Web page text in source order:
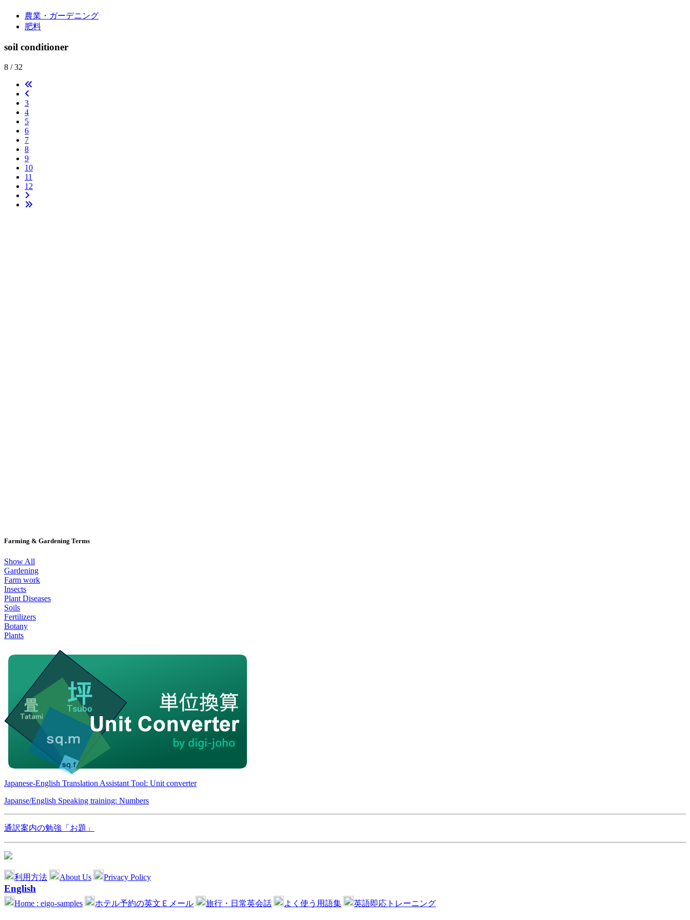
農業・ガーデニング
肥料
soil conditioner
8 / 32
3
4
5
6
7
8
9
10
11
12
Farming & Gardening Terms
Show All
Gardening
Farm work
Insects
Plant Diseases
Soils
Fertilizers
Botany
Plants
Japanese-English Translation Assistant Tool: Unit converter
Japanse/English Speaking training: Numbers
通訳案内の勉強「お題」
利用方法 About Us Privacy Policy
English
Home : eigo-samples ホテル予約の英文Ｅメール 旅行・日常英会話 よく使う用語集 英語即応トレーニング